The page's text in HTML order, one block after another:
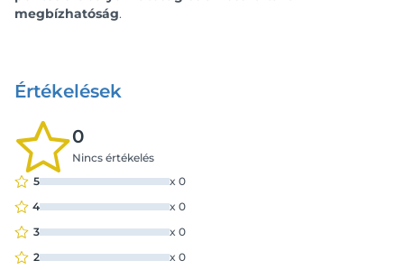
megbízhatóság.
Értékelések
0
Nincs értékelés
5
x 0
4
x 0
3
x 0
2
x 0